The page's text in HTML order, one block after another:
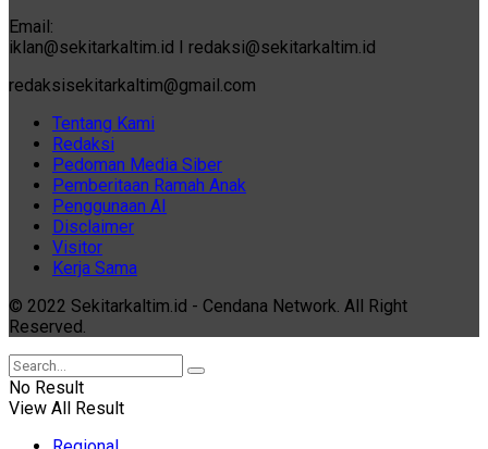
Email:
iklan@sekitarkaltim.id I redaksi@sekitarkaltim.id
redaksisekitarkaltim@gmail.com
Tentang Kami
Redaksi
Pedoman Media Siber
Pemberitaan Ramah Anak
Penggunaan AI
Disclaimer
Visitor
Kerja Sama
© 2022 Sekitarkaltim.id - Cendana Network. All Right
Reserved.
No Result
View All Result